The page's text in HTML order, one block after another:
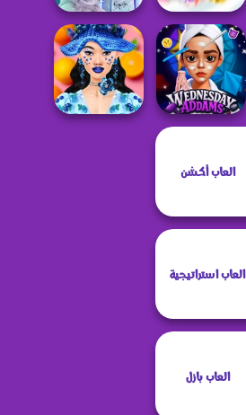
Dark Academia
Wedding
Ibiza Foam Party
Wednesday
العاب أكشن
العاب استراتيجية
العاب بازل